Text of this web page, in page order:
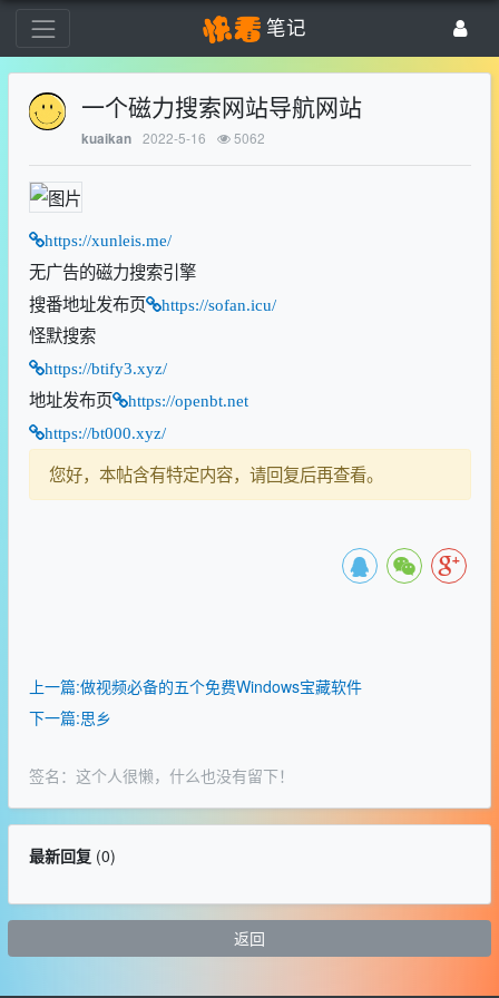
笔记
一个磁力搜索网站导航网站
kuaikan 2022-5-16 5062
https://xunleis.me/
无广告的磁力搜索引擎
搜番地址发布页
https://sofan.icu/
怪默搜索
https://btify3.xyz/
地址发布页
https://openbt.net
https://bt000.xyz/
您好，本帖含有特定内容，请回复后再查看。
上一篇:做视频必备的五个免费Windows宝藏软件
下一篇:思乡
签名：这个人很懒，什么也没有留下！
最新回复(0)
返回